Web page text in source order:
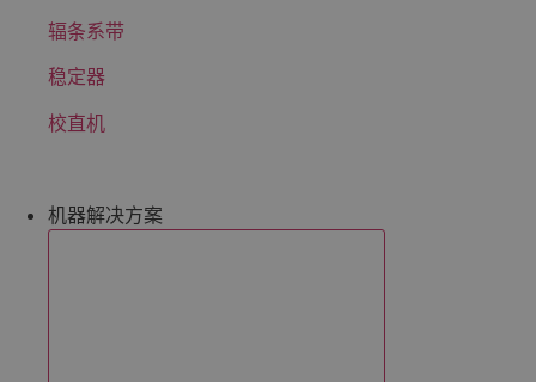
辐条系带
稳定器
校直机
机器解决方案